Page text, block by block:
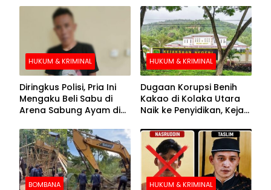
HUKUM & KRIMINAL
Diringkus Polisi, Pria Ini
Mengaku Beli Sabu di
Arena Sabung Ayam di
HUKUM & KRIMINAL
Dugaan Korupsi Benih
Kakao di Kolaka Utara
Naik ke Penyidikan, Kejari
BOMBANA HUKUM & KRIMINAL